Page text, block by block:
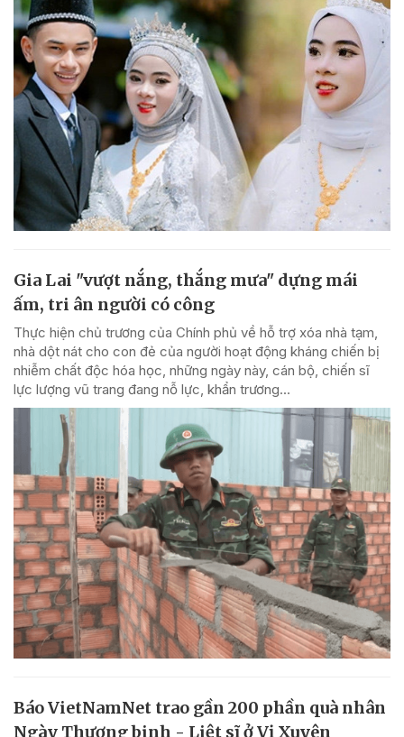
Gia Lai "vượt nắng, thắng mưa" dựng mái
ấm, tri ân người có công
Thực hiện chủ trương của Chính phủ về hỗ trợ xóa nhà tạm,
nhà dột nát cho con đẻ của người hoạt động kháng chiến bị
nhiễm chất độc hóa học, những ngày này, cán bộ, chiến sĩ
lực lượng vũ trang đang nỗ lực, khẩn trương...
Báo VietNamNet trao gần 200 phần quà nhân
Ngày Thương binh - Liệt sĩ ở Vị Xuyên